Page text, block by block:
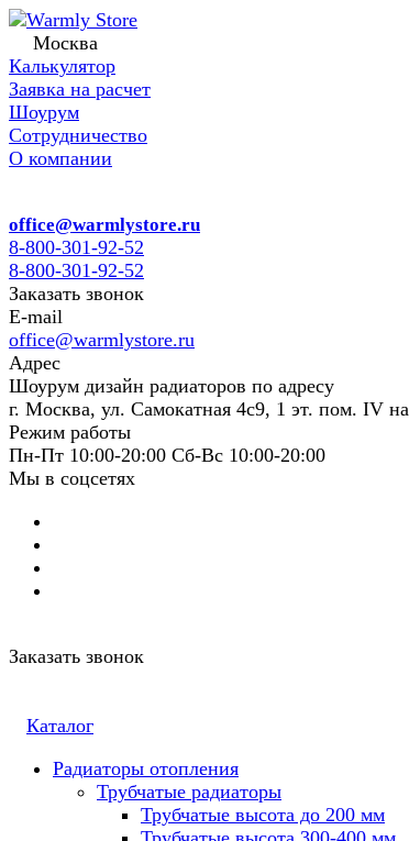
Москва
Калькулятор
Заявка на расчет
Шоурум
Сотрудничество
О компании
office@warmlystore.ru
8-800-301-92-52
8-800-301-92-52
Заказать звонок
E-mail
office@warmlystore.ru
Адрес
Шоурум дизайн радиаторов по адресу
г. Москва, ул. Самокатная 4с9, 1 эт. пом. IV
Режим работы
Пн-Пт 10:00-20:00 Сб-Вс 10:00-20:00
Мы в соцсетях
Заказать звонок
Каталог
Радиаторы отопления
Трубчатые радиаторы
Трубчатые высота до 200 мм